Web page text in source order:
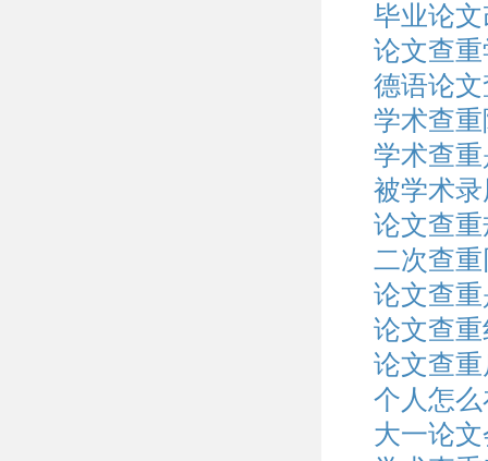
毕业论
论文查
德语论
学术查
学术查
被学术
论文查
二次查
论文查
论文查
论文查
个人怎
大一论